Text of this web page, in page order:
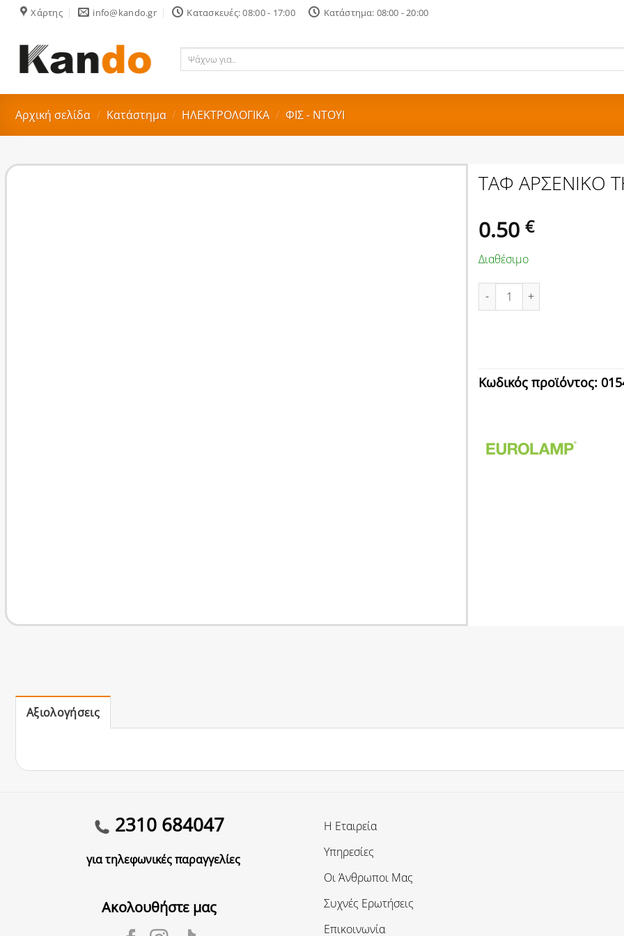
Skip
content
Χάρτης info@kando.gr Κατασκευές: 08:00 - 17:00 Κατάστημα: 08:00 - 20:00
Ψάχνω
Αρχική σελίδα / Κατάστημα / ΗΛΕΚΤΡΟΛΟΓΙΚΑ / ΦΙΣ - ΝΤΟΥΙ
ΤΑΦ ΑΡΣΕΝΙΚΟ
0.50 €
Διαθέσιμο
ΤΑΦ ΑΡΣΕΝΙΚΟ ΤΗΛΕΟΡΑΣΗΣ
Κωδικός προϊόντος:
Αξιολογήσεις
2310 684047
για τηλεφωνικές παραγγελίες
Ακολουθήστε μας
Η Εταιρεία
Υπηρεσίες
Οι Άνθρωποι Μας
Συχνές Ερωτήσεις
Επικοινωνία